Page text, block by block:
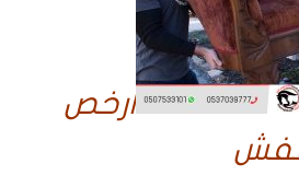
ارخص